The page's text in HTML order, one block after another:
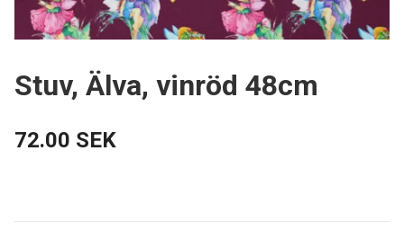
Stuv, Älva, vinröd 48cm
72.00 SEK